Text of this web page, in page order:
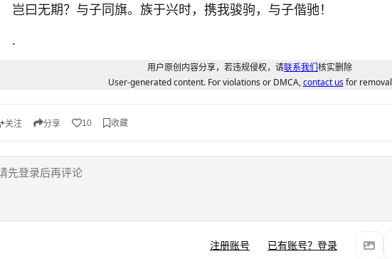
岂曰无期？与子同旗。族于兴时，携我骏驹，与子偕驰！
.
用户原创内容分享，若违规侵权，请联系我们核实删除
User-generated content. For violations or DMCA,contact usfor removal
关注 分享 10 收藏
注册账号 已有账号？登录